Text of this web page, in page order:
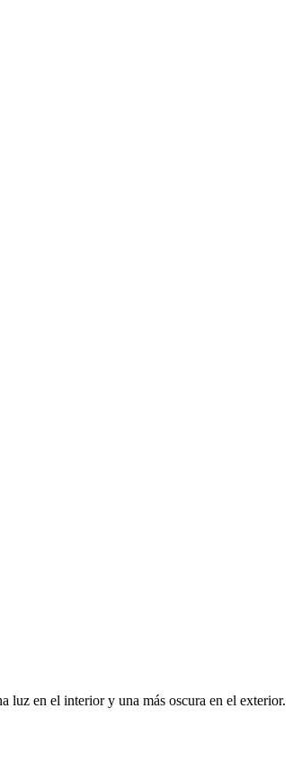
luz en el interior y una más oscura en el exterior.